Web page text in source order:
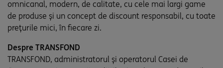
omnicanal, modern, de calitate, cu cele mai largi game
de produse şi un concept de discount responsabil, cu toate
preţurile mici, în fiecare zi.
Despre TRANSFOND
TRANSFOND, administratorul și operatorul Casei de